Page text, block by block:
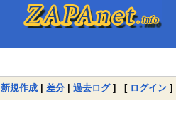
新規作成 | 差分 | 過去ログ] [ ログイン ]